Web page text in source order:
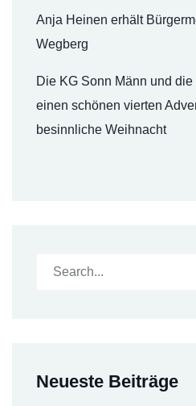
Anja Heinen erhält
Wegberg
Die KG Sonn Männ und
einen schönen vierten
besinnliche Weihnacht
Neueste Beiträge